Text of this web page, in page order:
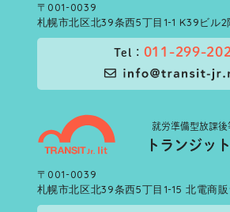
〒001-0039
札幌市北区北39条西5丁目1-1 K39ビル2
Tel： 011-299-
就労準備型放課後
トランジッ
〒001-0039
札幌市北区北39条西5丁目1-15 北電商